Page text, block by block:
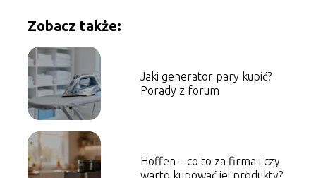
Zobacz także:
Jaki generator pary kupić?
Porady z forum
Hoffen – co to za firma i czy
warto kupować jej produkty?